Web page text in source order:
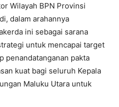
Wilayah BPN Provinsi
dalam arahannya
ini sebagai sarana
untuk mencapai target
penandatanganan pakta
kuat bagi seluruh Kepala
Maluku Utara untuk